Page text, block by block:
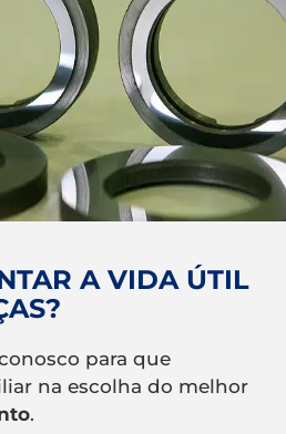
A VIDA ÚTIL
para que
na escolha do melhor
.